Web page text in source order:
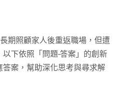
期照顧家人後重返職場，但遭
下依照「問題-答案」的創新
案，幫助深化思考與尋求解